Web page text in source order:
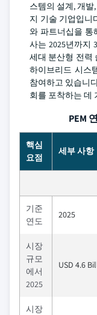
스템의 설계, 개
지 기술 기업입니
와 파트너십을 통
사는 2025년까지
세대 분산형 전력
하이브리드 시스
참여하고 있습니
회를 포착하는 데
PEM
핵심
요점
세부 사항
기준
연도
2025
시장
규모
에서
2025
USD 4.6
시장